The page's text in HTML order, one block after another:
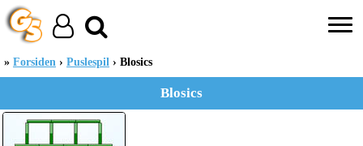
Forsiden Puslespil Blosics
Blosics